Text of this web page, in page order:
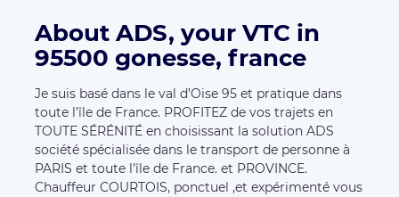
About ADS, your VTC in
95500 gonesse, france
Je suis basé dans le val d’Oise 95 et pratique dans
toute l’île de France. PROFITEZ de vos trajets en
TOUTE SÉRÉNITÉ en choisissant la solution ADS
société spécialisée dans le transport de personne à
PARIS et toute l'île de France. et PROVINCE.
Chauffeur COURTOIS, ponctuel ,et expérimenté vous